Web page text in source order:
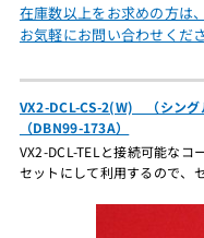
在庫数以上をお求めの方は、
お気軽にお問い合わせくだ
VX2-DCL-CS-2(W) （シング
（DBN99-173A）
VX2-DCL-TELと接続可能な
セットにして利用するので、